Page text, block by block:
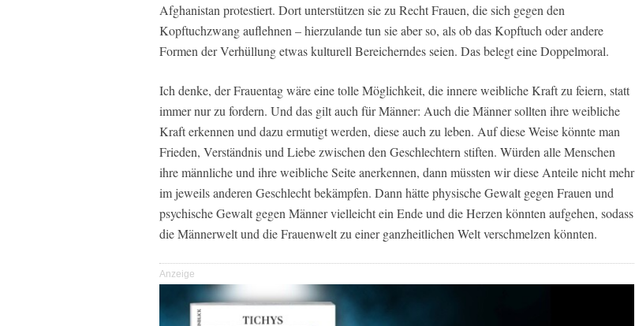
Afghanistan protestiert. Dort unterstützen sie zu Recht Frauen, die sich gegen den
Kopftuchzwang auflehnen – hierzulande tun sie aber so, als ob das Kopftuch oder andere
Formen der Verhüllung etwas kulturell Bereicherndes seien. Das belegt eine Doppelmoral.
Ich denke, der Frauentag wäre eine tolle Möglichkeit, die innere weibliche Kraft zu feiern, statt
immer nur zu fordern. Und das gilt auch für Männer: Auch die Männer sollten ihre weibliche
Kraft erkennen und dazu ermutigt werden, diese auch zu leben. Auf diese Weise könnte man
Frieden, Verständnis und Liebe zwischen den Geschlechtern stiften. Würden alle Menschen
ihre männliche und ihre weibliche Seite anerkennen, dann müssten wir diese Anteile nicht mehr
im jeweils anderen Geschlecht bekämpfen. Dann hätte physische Gewalt gegen Frauen und
psychische Gewalt gegen Männer vielleicht ein Ende und die Herzen könnten aufgehen, sodass
die Männerwelt und die Frauenwelt zu einer ganzheitlichen Welt verschmelzen könnten.
Anzeige